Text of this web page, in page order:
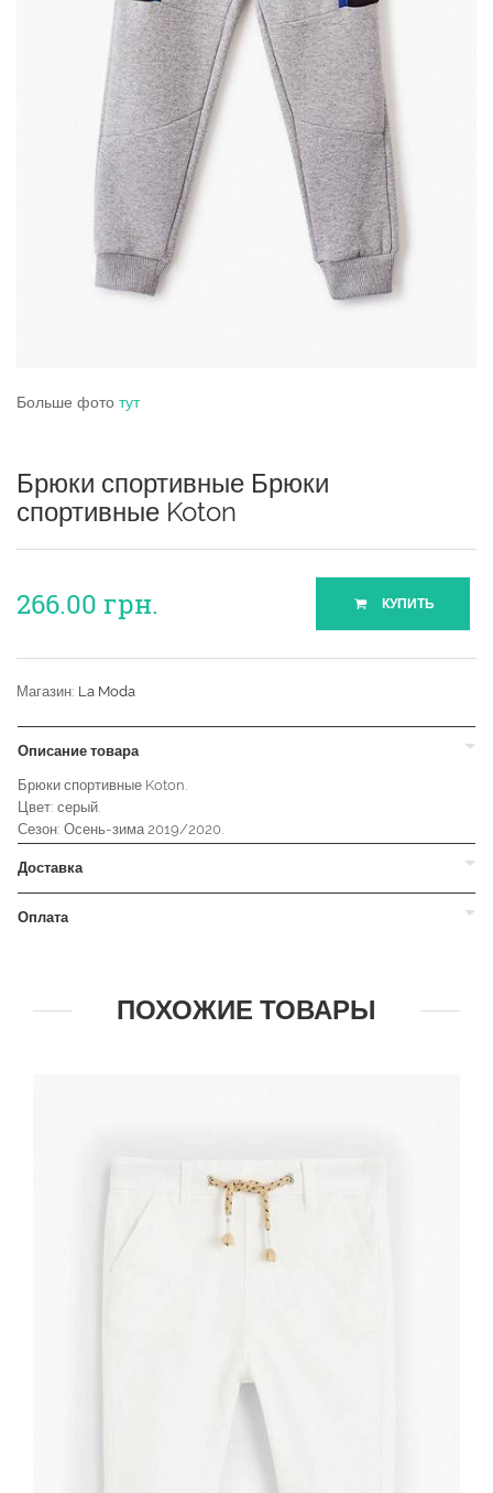
Больше фото тут
Брюки спортивные Брюки
спортивные Koton
266.00 грн. КУПИТЬ
Магазин: La Moda
Описание товара
Брюки спортивные Koton.
Цвет: серый.
Сезон: Осень-зима 2019/2020.
Доставка
Оплата
ПОХОЖИЕ ТОВАРЫ